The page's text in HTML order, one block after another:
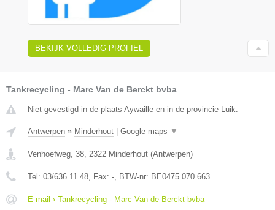
BEKIJK VOLLEDIG PROFIEL
Tankrecycling - Marc Van de Berckt bvba
Niet gevestigd in de plaats Aywaille en in de provincie Luik.
Antwerpen » Minderhout | Google maps ▼
Venhoefweg, 38 2322 Minderhout (Antwerpen)
Tel: 03/636.11.48 , Fax: - , BTW-nr: BE0475.070.663
E-mail › Tankrecycling - Marc Van de Berckt bvba